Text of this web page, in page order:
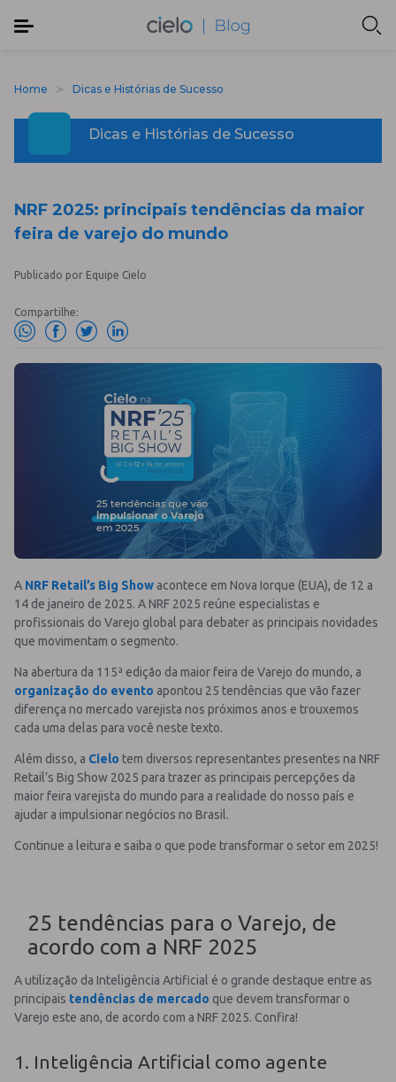
Home Dicas e Histórias de Sucesso
Dicas e Histórias de Sucesso
NRF 2025: principais tendências da maior
feira de varejo do mundo
Publicado por Equipe Cielo
Compartilhe:
A NRF Retail’s Big Show acontece em Nova Iorque (EUA), de 12 a
14 de janeiro de 2025. A NRF 2025 reúne especialistas e
profissionais do Varejo global para debater as principais novidades
que movimentam o segmento.
Na abertura da 115ª edição da maior feira de Varejo do mundo, a
organização do evento apontou 25 tendências que vão fazer
diferença no mercado varejista nos próximos anos e trouxemos
cada uma delas para você neste texto.
Além disso, a Cielo tem diversos representantes presentes na NRF
Retail’s Big Show 2025 para trazer as principais percepções da
maior feira varejista do mundo para a realidade do nosso país e
ajudar a impulsionar negócios no Brasil.
Continue a leitura e saiba o que pode transformar o setor em 2025!
25 tendências para o Varejo, de
acordo com a NRF 2025
A utilização da Inteligência Artificial é o grande destaque entre as
principais tendências de mercado que devem transformar o
Varejo este ano, de acordo com a NRF 2025. Confira!
1. Inteligência Artificial como agente